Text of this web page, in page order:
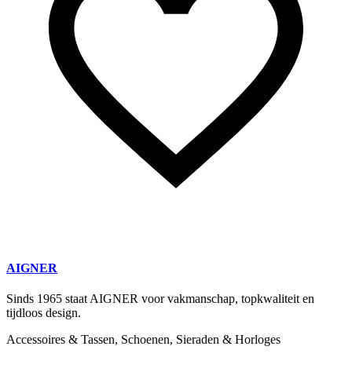
AIGNER
Sinds 1965 staat AIGNER voor vakmanschap, topkwaliteit en
tijdloos design.
Accessoires & Tassen, Schoenen, Sieraden & Horloges